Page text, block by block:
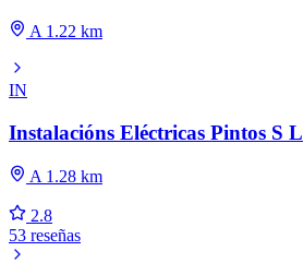
A 1.22 km
IN
Instalacións Eléctricas Pintos S L
A 1.28 km
2.8
53 reseñas